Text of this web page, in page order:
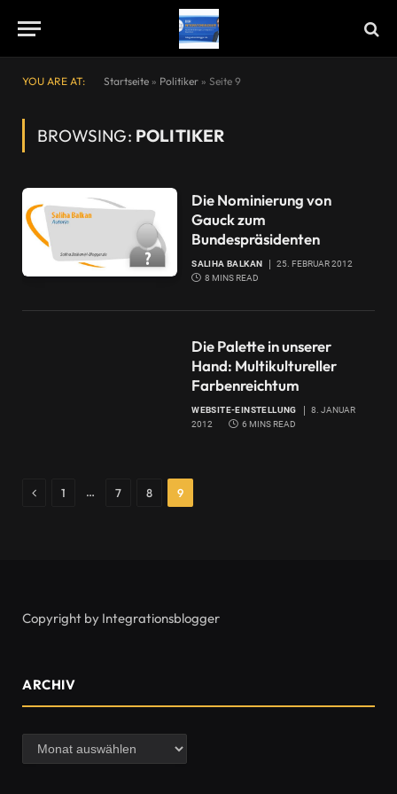
YOU ARE AT: Startseite » Politiker » Seite 9
BROWSING: POLITIKER
Die Nominierung von
Gauck zum
Bundespräsidenten
SALIHA BALKAN
25. FEBRUAR 2012
8 MINS READ
Die Palette in unserer
Hand: Multikultureller
Farbenreichtum
WEBSITE-EINSTELLUNG
8. JANUAR
2012
6 MINS READ
Previous
1 … 7 8 9
Copyright by Integrationsblogger
ARCHIV
Archiv